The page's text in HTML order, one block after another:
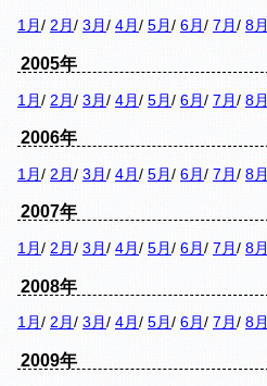
1月 / 2月 / 3月 / 4月 / 5月 / 6月 / 7月 / 8月
2005年
1月 / 2月 / 3月 / 4月 / 5月 / 6月 / 7月 / 8月
2006年
1月 / 2月 / 3月 / 4月 / 5月 / 6月 / 7月 / 8月
2007年
1月 / 2月 / 3月 / 4月 / 5月 / 6月 / 7月 / 8月
2008年
1月 / 2月 / 3月 / 4月 / 5月 / 6月 / 7月 / 8月
2009年